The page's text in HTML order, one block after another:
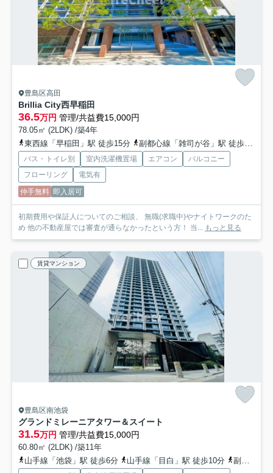
豊島区高田
Brillia City西早稲田
36.5万円 管理/共益費15,000円
78.05㎡ (2LDK) /築4年
東西線「早稲田」駅 徒歩15分
副都心線「雑司が谷」駅 徒歩8分
バス・トイレ別 室内洗濯機置場 エアコン
バルコニー
フローリング
電気有
仲手無料 即入居可
初期費用や保証人についてのご相談、 無職(求職中)やナイトワークのた
め 他の不動産屋では審査が通らなかったという方！ 当... もっと見る
賃貸マンション
豊島区南池袋
グランドミレーニアタワー＆スイート
31.5万円 管理/共益費15,000円
60.80㎡ (2LDK) /築11年
山手線「池袋」駅 徒歩6分
山手線「目白」駅 徒歩10分 副都心線「雑司が谷」駅 徒歩10分